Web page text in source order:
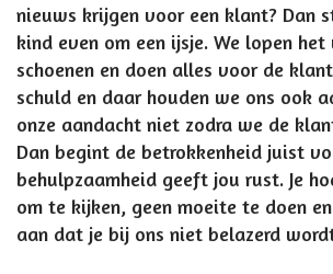
nieuws krijgen voor een klant? Dan
kind even om een ijsje. We lopen
schoenen en doen alles voor de
schuld en daar houden we ons ook
onze aandacht niet zodra we de
Dan begint de betrokkenheid juist
behulpzaamheid geeft jou rust. Je
om te kijken, geen moeite te doen
aan dat je bij ons niet belazerd